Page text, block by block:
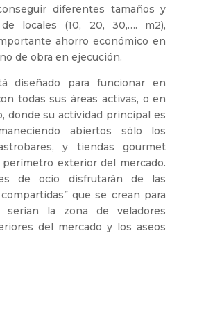
diferentes tamaños y
locales (10, 20, 30,…. m2),
ahorro económico en
de obra en ejecución.
diseñado para funcionar en
todas sus áreas activas, o en
donde su actividad principal es
abiertos sólo los
y tiendas gourmet
exterior del mercado.
de ocio disfrutarán de las
que se crean para
la zona de veladores
del mercado y los aseos